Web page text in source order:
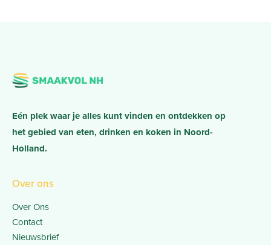
Eén plek waar je alles kunt vinden en ontdekken op
het gebied van eten, drinken en koken in Noord-
Holland.
Over ons
Over Ons
Contact
Nieuwsbrief